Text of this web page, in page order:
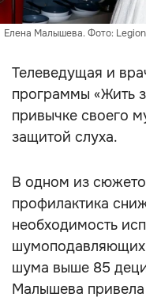
Елена Малышева. Фото:
Телеведущая и
программы «Жить
привычке своего
защитой слуха.
В одном из
профилактика
необходимость
шума выше 85
Малышева